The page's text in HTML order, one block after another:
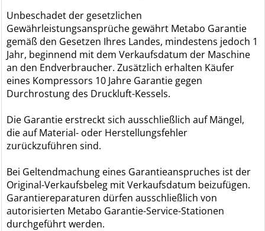
Unbeschadet der gesetzlichen
Gewährleistungsansprüche gewährt Metabo Garantie
gemäß den Gesetzen Ihres Landes, mindestens jedoch 1
Jahr, beginnend mit dem Verkaufsdatum der Maschine
an den Endverbraucher. Zusätzlich erhalten Käufer
eines Kompressors 10 Jahre Garantie gegen
Durchrostung des Druckluft-Kessels.
Die Garantie erstreckt sich ausschließlich auf Mängel,
die auf Material- oder Herstellungsfehler
zurückzuführen sind.
Bei Geltendmachung eines Garantieanspruches ist der
Original-Verkaufsbeleg mit Verkaufsdatum beizufügen.
Garantiereparaturen dürfen ausschließlich von
autorisierten Metabo Garantie-Service-Stationen
durchgeführt werden.